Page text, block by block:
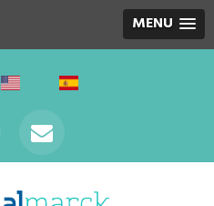
MENU